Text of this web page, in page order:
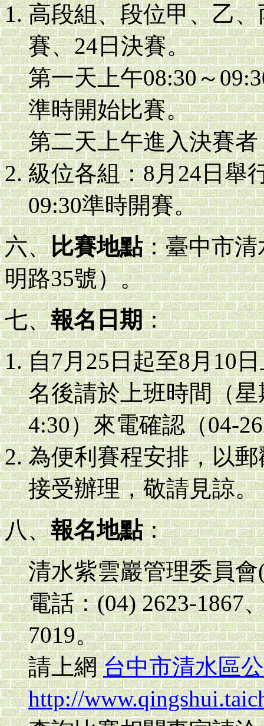
高段組、段位甲、乙
賽、24日決賽。
第一天上午08:30～
準時開始比賽。
第二天上午進入決賽
級位各組：8月24日舉
09:30準時開賽。
六、比賽地點：臺中市
明路35號）。
七、報名日期：
自7月25日起至8月10
名後請於上班時間（
4:30）來電確認（04-
為便利賽程安排，以
接受辦理，敬請見諒。
八、報名地點：
清水紫雲巖管理委員
電話：(04) 2623-1867
7019。
請上網台中市清水區
http://